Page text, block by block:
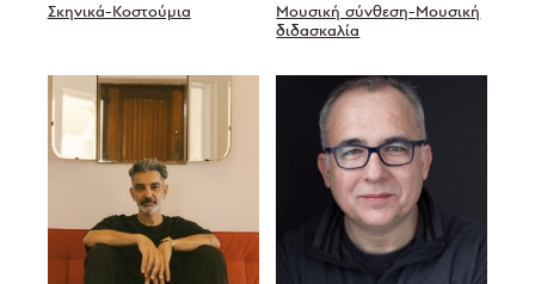
Σκηνικά-Κοστούμια
Μουσική σύνθεση-Μουσική
διδασκαλία